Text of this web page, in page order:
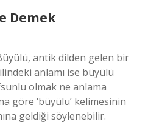
Demek
antik dilden gelen bir
anlamı ise büyülü
olmak ne anlama
göre ‘büyülü’ kelimesinin
geldiği söylenebilir.